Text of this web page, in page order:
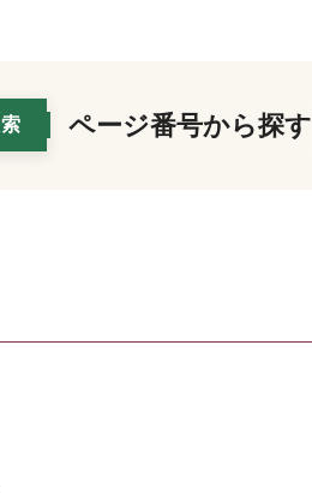
ページ番号から探す